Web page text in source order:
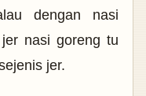
dengan nasi
nasi goreng tu
jer.